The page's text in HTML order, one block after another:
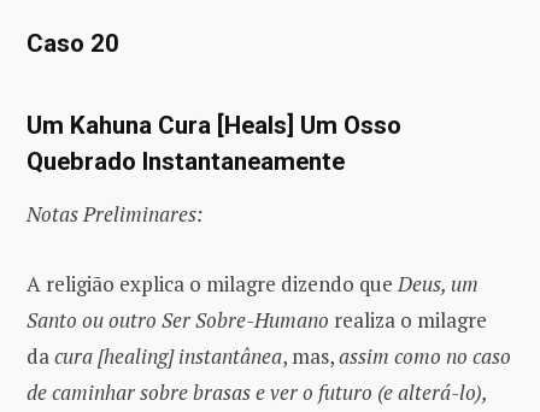
Caso 20
Um Kahuna Cura [Heals] Um Osso
Quebrado Instantaneamente
Notas Preliminares:
A religião explica o milagre dizendo queDeus, um
Santo ou outro Ser Sobre-Humano realiza o milagre
dacura [healing] instantânea, mas,assim como no caso
de caminhar sobre brasas e ver o futuro (e alterá-lo),